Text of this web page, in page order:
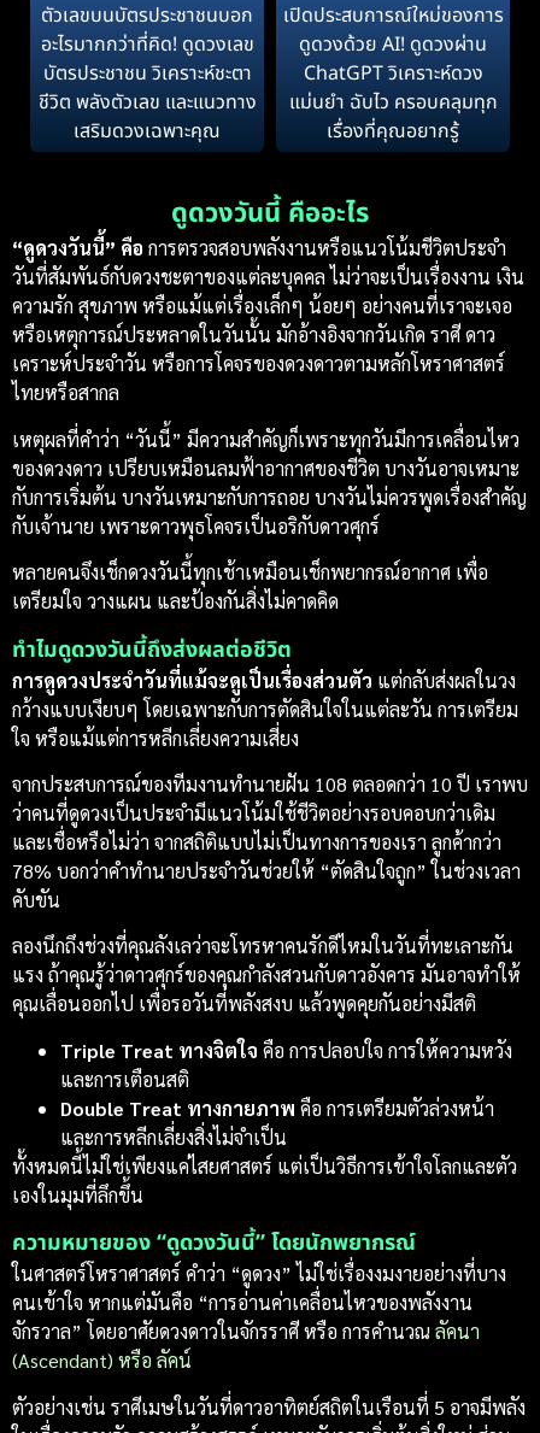
ตัวเลขบนบัตรประชาชนบอก
อะไรมากกว่าที่คิด! ดูดวงเลข
บัตรประชาชน วิเคราะห์ชะตา
ชีวิต พลังตัวเลข และแนวทาง
เสริมดวงเฉพาะคุณ
เปิดประสบการณ์ใหม่ของการ
ดูดวงด้วย AI! ดูดวงผ่าน
ChatGPT วิเคราะห์ดวง
แม่นยำ ฉับไว ครอบคลุมทุก
เรื่องที่คุณอยากรู้
ดูดวงวันนี้ คืออะไร
“ดูดวงวันนี้” คือ การตรวจสอบพลังงานหรือแนวโน้มชีวิตประจำ
วันที่สัมพันธ์กับดวงชะตาของแต่ละบุคคล ไม่ว่าจะเป็นเรื่องงาน เงิน
ความรัก สุขภาพ หรือแม้แต่เรื่องเล็กๆ น้อยๆ อย่างคนที่เราจะเจอ
หรือเหตุการณ์ประหลาดในวันนั้น มักอ้างอิงจากวันเกิด ราศี ดาว
เคราะห์ประจำวัน หรือการโคจรของดวงดาวตามหลักโหราศาสตร์
ไทยหรือสากล
เหตุผลที่คำว่า “วันนี้” มีความสำคัญก็เพราะทุกวันมีการเคลื่อนไหว
ของดวงดาว เปรียบเหมือนลมฟ้าอากาศของชีวิต บางวันอาจเหมาะ
กับการเริ่มต้น บางวันเหมาะกับการถอย บางวันไม่ควรพูดเรื่องสำคัญ
กับเจ้านาย เพราะดาวพุธโคจรเป็นอริกับดาวศุกร์
หลายคนจึงเช็กดวงวันนี้ทุกเช้าเหมือนเช็กพยากรณ์อากาศ เพื่อ
เตรียมใจ วางแผน และป้องกันสิ่งไม่คาดคิด
ทำไมดูดวงวันนี้ถึงส่งผลต่อชีวิต
การดูดวงประจำวันที่แม้จะดูเป็นเรื่องส่วนตัว แต่กลับส่งผลในวง
กว้างแบบเงียบๆ โดยเฉพาะกับการตัดสินใจในแต่ละวัน การเตรียม
ใจ หรือแม้แต่การหลีกเลี่ยงความเสี่ยง
จากประสบการณ์ของทีมงานทำนายฝัน 108 ตลอดกว่า 10 ปี เราพบ
ว่าคนที่ดูดวงเป็นประจำมีแนวโน้มใช้ชีวิตอย่างรอบคอบกว่าเดิม
และเชื่อหรือไม่ว่า จากสถิติแบบไม่เป็นทางการของเรา ลูกค้ากว่า
78% บอกว่าคำทำนายประจำวันช่วยให้ “ตัดสินใจถูก” ในช่วงเวลา
คับขัน
ลองนึกถึงช่วงที่คุณลังเลว่าจะโทรหาคนรักดีไหมในวันที่ทะเลาะกัน
แรง ถ้าคุณรู้ว่าดาวศุกร์ของคุณกำลังสวนกับดาวอังคาร มันอาจทำให้
คุณเลื่อนออกไป เพื่อรอวันที่พลังสงบ แล้วพูดคุยกันอย่างมีสติ
Triple Treat ทางจิตใจ คือ การปลอบใจ การให้ความหวัง
และการเตือนสติ
Double Treat ทางกายภาพ คือ การเตรียมตัวล่วงหน้า
และการหลีกเลี่ยงสิ่งไม่จำเป็น
ทั้งหมดนี้ไม่ใช่เพียงแค่ไสยศาสตร์ แต่เป็นวิธีการเข้าใจโลกและตัว
เองในมุมที่ลึกขึ้น
ความหมายของ “ดูดวงวันนี้” โดยนักพยากรณ์
ในศาสตร์โหราศาสตร์ คำว่า “ดูดวง” ไม่ใช่เรื่องงมงายอย่างที่บาง
คนเข้าใจ หากแต่มันคือ “การอ่านค่าเคลื่อนไหวของพลังงาน
จักรวาล” โดยอาศัยดวงดาวในจักรราศี หรือ การคำนวณ ลัคนา
(Ascendant) หรือ ลัคน์
ตัวอย่างเช่น ราศีเมษในวันที่ดาวอาทิตย์สถิตในเรือนที่ 5 อาจมีพลัง